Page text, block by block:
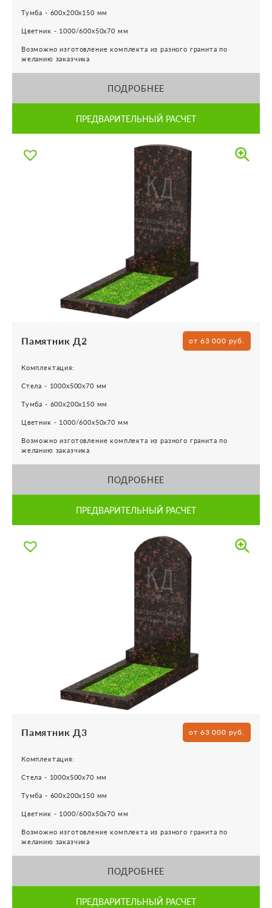
Тумба - 600х200х150 мм
Цветник - 1000/600х50х70 мм
Возможно изготовление комплекта из разного гранита по
желанию заказчика
ПОДРОБНЕЕ
ПРЕДВАРИТЕЛЬНЫЙ РАСЧЕТ
Памятник Д2 от 63 000 руб.
Комплектация:
Стела - 1000х500х70 мм
Тумба - 600х200х150 мм
Цветник - 1000/600х50х70 мм
Возможно изготовление комплекта из разного гранита по
желанию заказчика
ПОДРОБНЕЕ
ПРЕДВАРИТЕЛЬНЫЙ РАСЧЕТ
Памятник Д3 от 63 000 руб.
Комплектация:
Стела - 1000х500х70 мм
Тумба - 600х200х150 мм
Цветник - 1000/600х50х70 мм
Возможно изготовление комплекта из разного гранита по
желанию заказчика
ПОДРОБНЕЕ
ПРЕДВАРИТЕЛЬНЫЙ РАСЧЕТ